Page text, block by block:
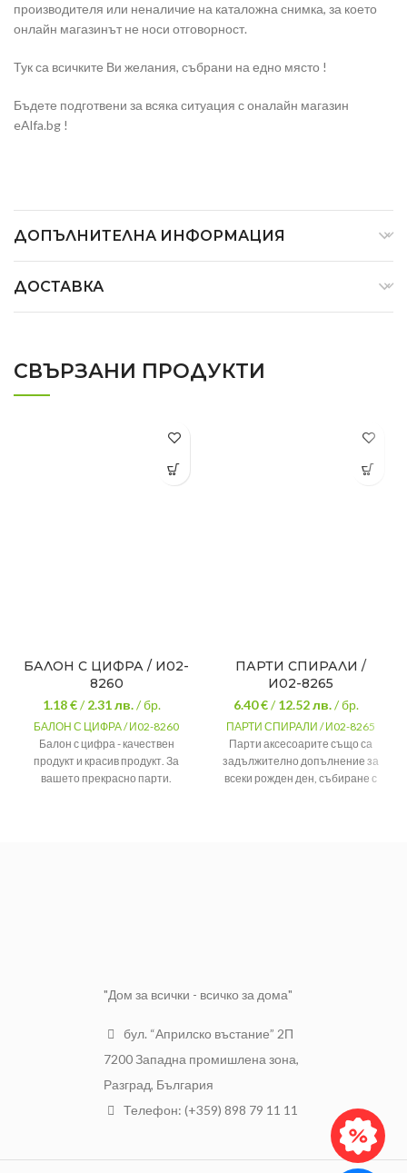
производителя или неналичие на каталожна снимка, за което
онлайн магазинът не носи отговорност.
Тук са всичките Ви желания, събрани на едно място !
Бъдете подготвени за всяка ситуация с оналайн магазин
eAlfa.bg !
ДОПЪЛНИТЕЛНА ИНФОРМАЦИЯ
ДОСТАВКА
СВЪРЗАНИ ПРОДУКТИ
БАЛОН С ЦИФРА / И02-
8260
1.18 €/2.31лв./ бр.
БАЛОН С ЦИФРА / И02-8260
Балон с цифра - качествен
продукт и красив продукт. За
вашето прекрасно парти.
ПАРТИ СПИРАЛИ /
И02-8265
6.40 €/12.52лв./ бр.
ПАРТИ СПИРАЛИ / И02-8265
Парти аксесоарите също са
задължително допълнение за
всеки рожден ден, събиране с
"Дом за всички - всичко за дома"
бул. “Априлско въстание” 2П
7200 Западна промишлена зона,
Разград, България
Телефон: (+359) 898 79 11 11